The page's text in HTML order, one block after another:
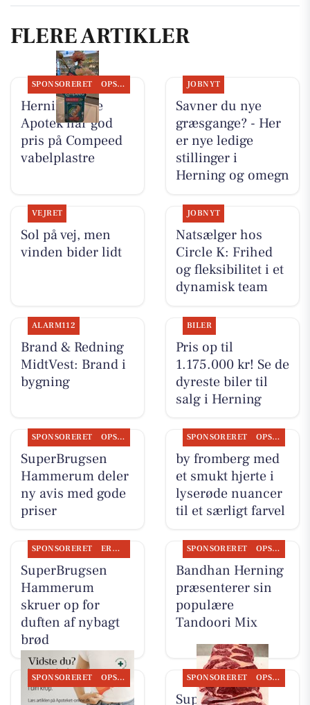
FLERE ARTIKLER
SPONSORERET OPSLAGSTAVLEN
Herning Løve
Apotek har god
pris på Compeed
vabelplastre
JOBNYT
Savner du nye
græsgange? - Her
er nye ledige
stillinger i
Herning og omegn
VEJRET
Sol på vej, men
vinden bider lidt
JOBNYT
Natsælger hos
Circle K: Frihed
og fleksibilitet i et
dynamisk team
ALARM112
Brand & Redning
MidtVest: Brand i
bygning
BILER
Pris op til
1.175.000 kr! Se de
dyreste biler til
salg i Herning
SPONSORERET OPSLAGSTAVLEN
SuperBrugsen
Hammerum deler
ny avis med gode
priser
SPONSORERET OPSLAGSTAVLEN
by fromberg med
et smukt hjerte i
lyserøde nuancer
til et særligt farvel
SPONSORERET ERHVERV
SuperBrugsen
Hammerum
skruer op for
duften af nybagt
brød
SPONSORERET OPSLAGSTAVLEN
Bandhan Herning
præsenterer sin
populære
Tandoori Mix
SPONSORERET OPSLAGSTAVLEN
Herning Løve
SPONSORERET OPSLAGSTAVLEN
SuperBrugsen